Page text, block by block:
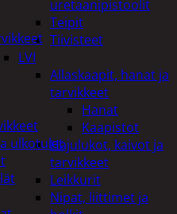
uretaanipistoolit
Teipit
Tiivisteet
LVI
Allaskaapit, hanat ja
tarvikkeet
Hanat
Kaapistot
Hajulukot, kaivot ja
tarvikkeet
Leikkurit
Nipat, liittimet ja
ulkotulet